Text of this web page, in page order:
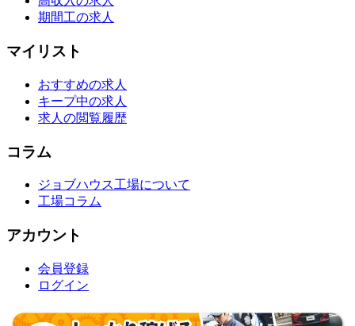
期間工の求人
マイリスト
おすすめの求人
キープ中の求人
求人の閲覧履歴
コラム
ジョブハウス工場について
工場コラム
アカウント
会員登録
ログイン